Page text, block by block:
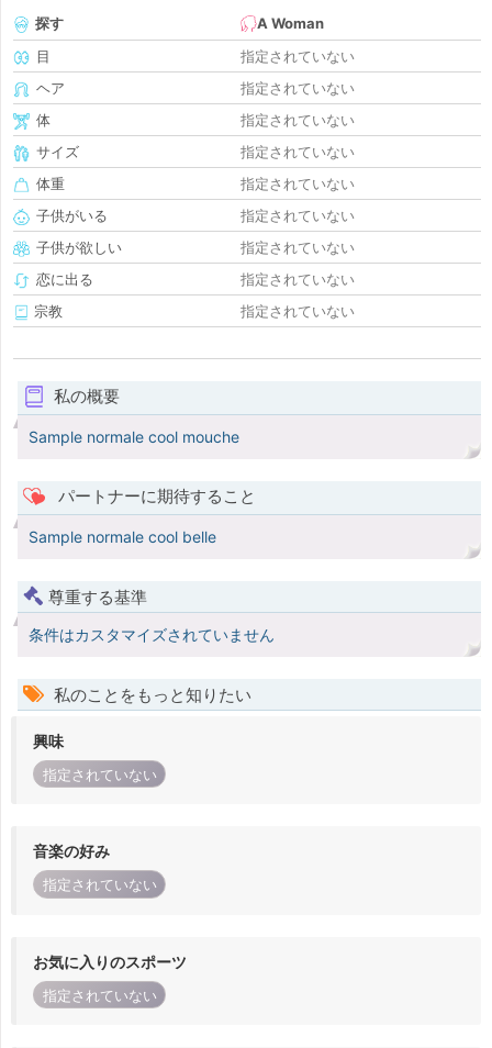
探す
A Woman
目
指定されていない
ヘア
指定されていない
体
指定されていない
サイズ
指定されていない
体重
指定されていない
子供がいる
指定されていない
子供が欲しい
指定されていない
恋に出る
指定されていない
宗教
指定されていない
私の概要
Sample normale cool mouche
パートナーに期待すること
Sample normale cool belle
尊重する基準
条件はカスタマイズされていません
私のことをもっと知りたい
興味
指定されていない
音楽の好み
指定されていない
お気に入りのスポーツ
指定されていない